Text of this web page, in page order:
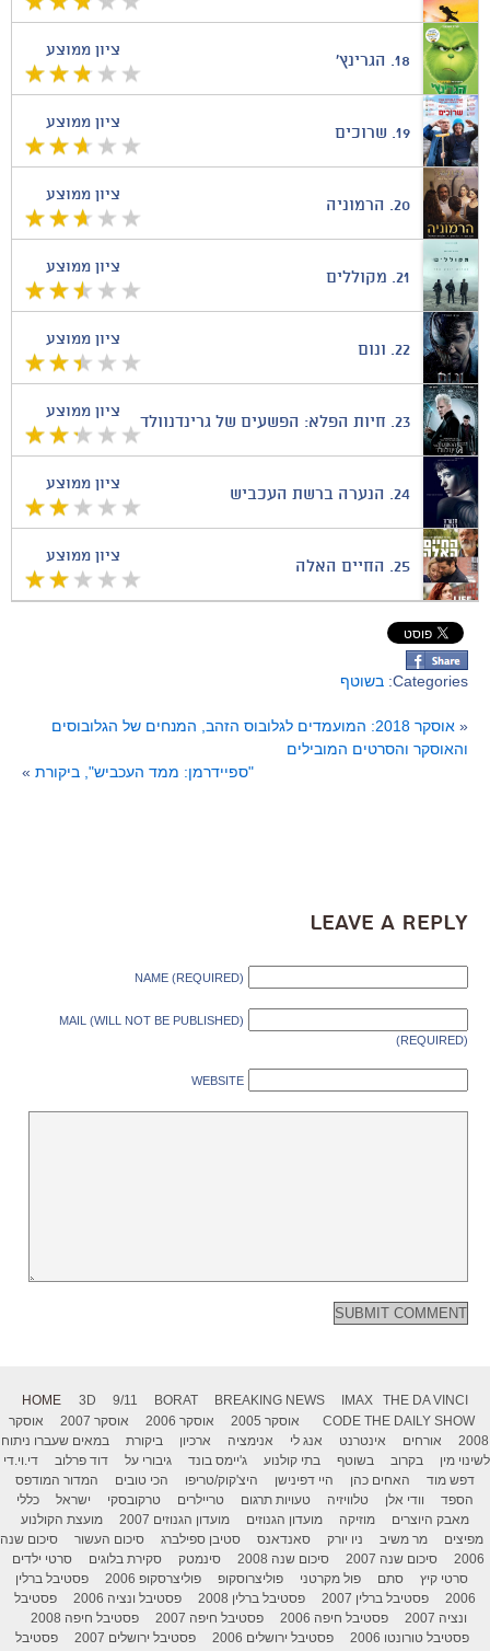
ציון ממוצע
18. הגרינץ'
ציון ממוצע
19. שרוכים
ציון ממוצע
20. הרמוניה
ציון ממוצע
21. מקוללים
ציון ממוצע
22. ונום
ציון ממוצע
23. חיות הפלא: הפשעים של גרינדנוולד
ציון ממוצע
24. הנערה ברשת העכביש
ציון ממוצע
25. החיים האלה
Categories: בשוטף
«
אוסקר 2018: המועמדים לגלובוס הזהב, המנחים של הגלובוסים
והאוסקר והסרטים המובילים
"ספיידרמן: ממד העכביש", ביקורת »
Leave a Reply
NAME (REQUIRED)
MAIL (WILL NOT BE PUBLISHED)
(REQUIRED)
WEBSITE
HOME 3D 9/11 BORAT BREAKING NEWS IMAX
THE DA VINCI
CODE THE DAILY SHOW אוסקר 2005 אוסקר 2006 אוסקר 2007
אוסקר
2008
אורחים אינטרנט אנג לי אנימציה ארכיון ביקורת
במאים שעברו ניתוח
לשינוי מין
בקרוב בשוטף בתי קולנוע ג'יימס בונד גיבורי על דוד פרלוב
די.וי.די
דפש מוד
האחים כהן היי דפינישן היצ'קוק/טריפו הכי טובים
המדור המודפס
הספד
וודי אלן טלוויזיה טעויות תרגום טריילרים טרקובסקי ישראל
כללי
מאבק היוצרים
מוזיקה מועדון הגנוזים מועדון הגנוזים 2007
מועצת הקולנוע
מפיצים
מר משיב ניו יורק סאנדאנס סטיבן ספילברג סיכום העשור
סיכום שנה
2006
סיכום שנה 2007 סיכום שנה 2008 סינמטק סקירת בלוגים
סרטי ילדים
סרטי קיץ
סתם פול מקרטני פוליצרוסקופ פוליצרסקופ 2006
פסטיבל ברלין
2006
פסטיבל ברלין 2007 פסטיבל ברלין 2008 פסטיבל ונציה 2006
פסטיבל
ונציה 2007
פסטיבל חיפה 2006 פסטיבל חיפה 2007
פסטיבל חיפה 2008
פסטיבל טורונטו 2006
פסטיבל ירושלים 2006 פסטיבל ירושלים 2007
פסטיבל